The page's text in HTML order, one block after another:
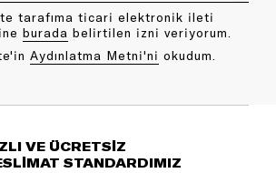
tarafıma ticari elektronik ileti
bu rada belirtilen izni veriyorum.
Aydınlatma Metni'ni okudum.
VE ÜCRETSİZ
STANDARDIMIZ